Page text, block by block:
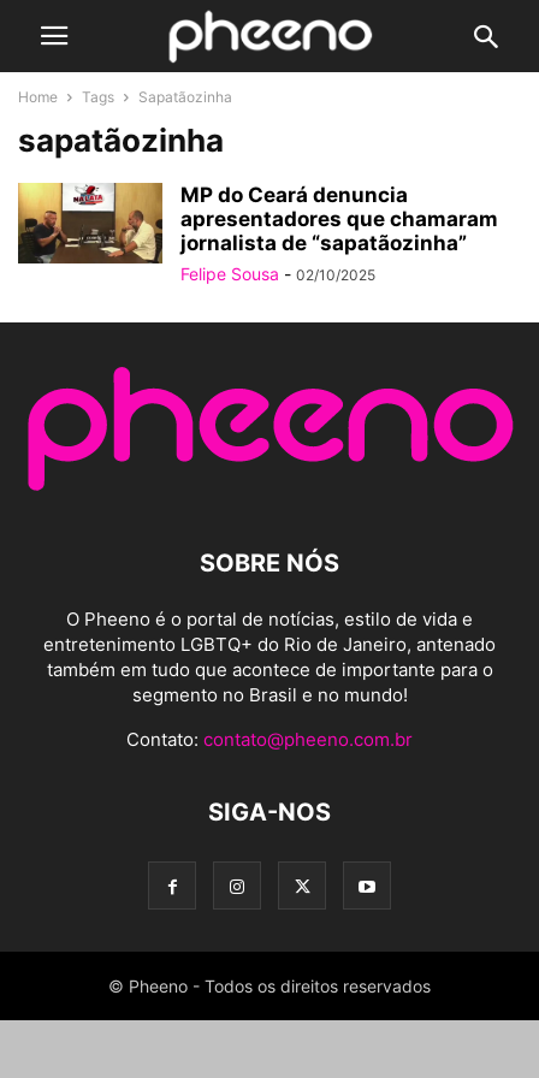
Home Tags Sapatãozinha
sapatãozinha
MP do Ceará denuncia
apresentadores que chamaram
jornalista de “sapatãozinha”
Felipe Sousa - 02/10/2025
SOBRE NÓS
O Pheeno é o portal de notícias, estilo de vida e
entretenimento LGBTQ+ do Rio de Janeiro, antenado
também em tudo que acontece de importante para o
segmento no Brasil e no mundo!
Contato: contato@pheeno.com.br
SIGA-NOS
© Pheeno - Todos os direitos reservados